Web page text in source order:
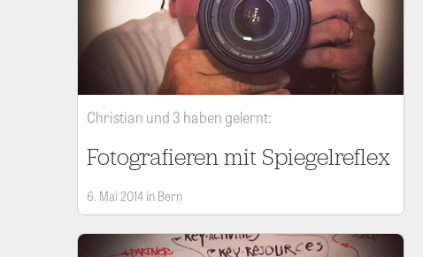
Christian und 3 haben gelernt:
Fotografieren mit Spiegelreflex
6. Mai 2014 in Bern